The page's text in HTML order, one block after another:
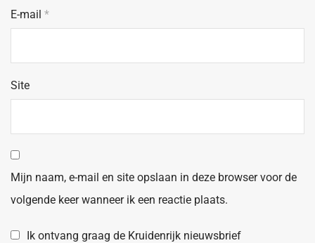
E-mail *
Site
Mijn naam, e-mail en site opslaan in deze browser voor de
volgende keer wanneer ik een reactie plaats.
Ik ontvang graag de Kruidenrijk nieuwsbrief